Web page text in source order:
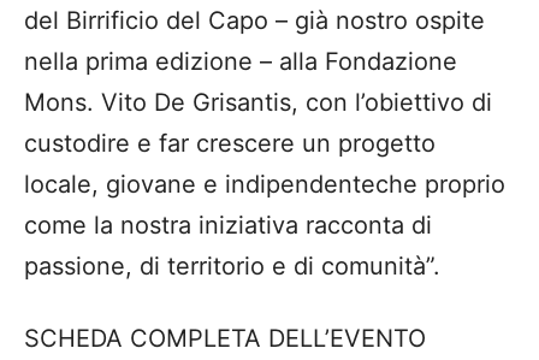
del Birrificio del Capo – già nostro ospite
nella prima edizione – alla Fondazione
Mons. Vito De Grisantis, con l’obiettivo di
custodire e far crescere un progetto
locale, giovane e indipendenteche proprio
come la nostra iniziativa racconta di
passione, di territorio e di comunità”.
SCHEDA COMPLETA DELL’EVENTO